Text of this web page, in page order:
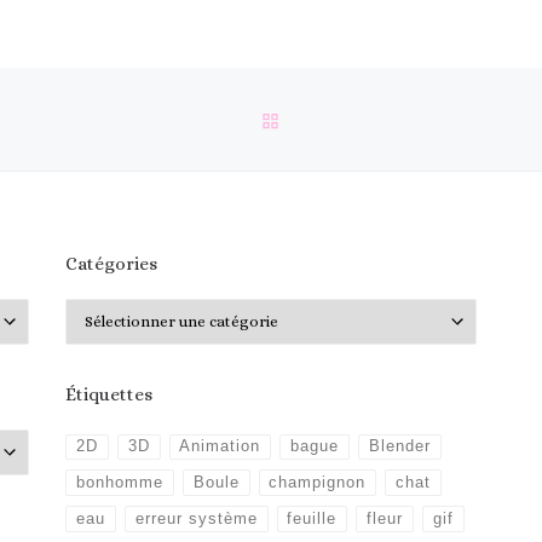
Catégories
Étiquettes
2D 3D Animation bague Blender
bonhomme Boule champignon chat
eau erreur système feuille fleur gif